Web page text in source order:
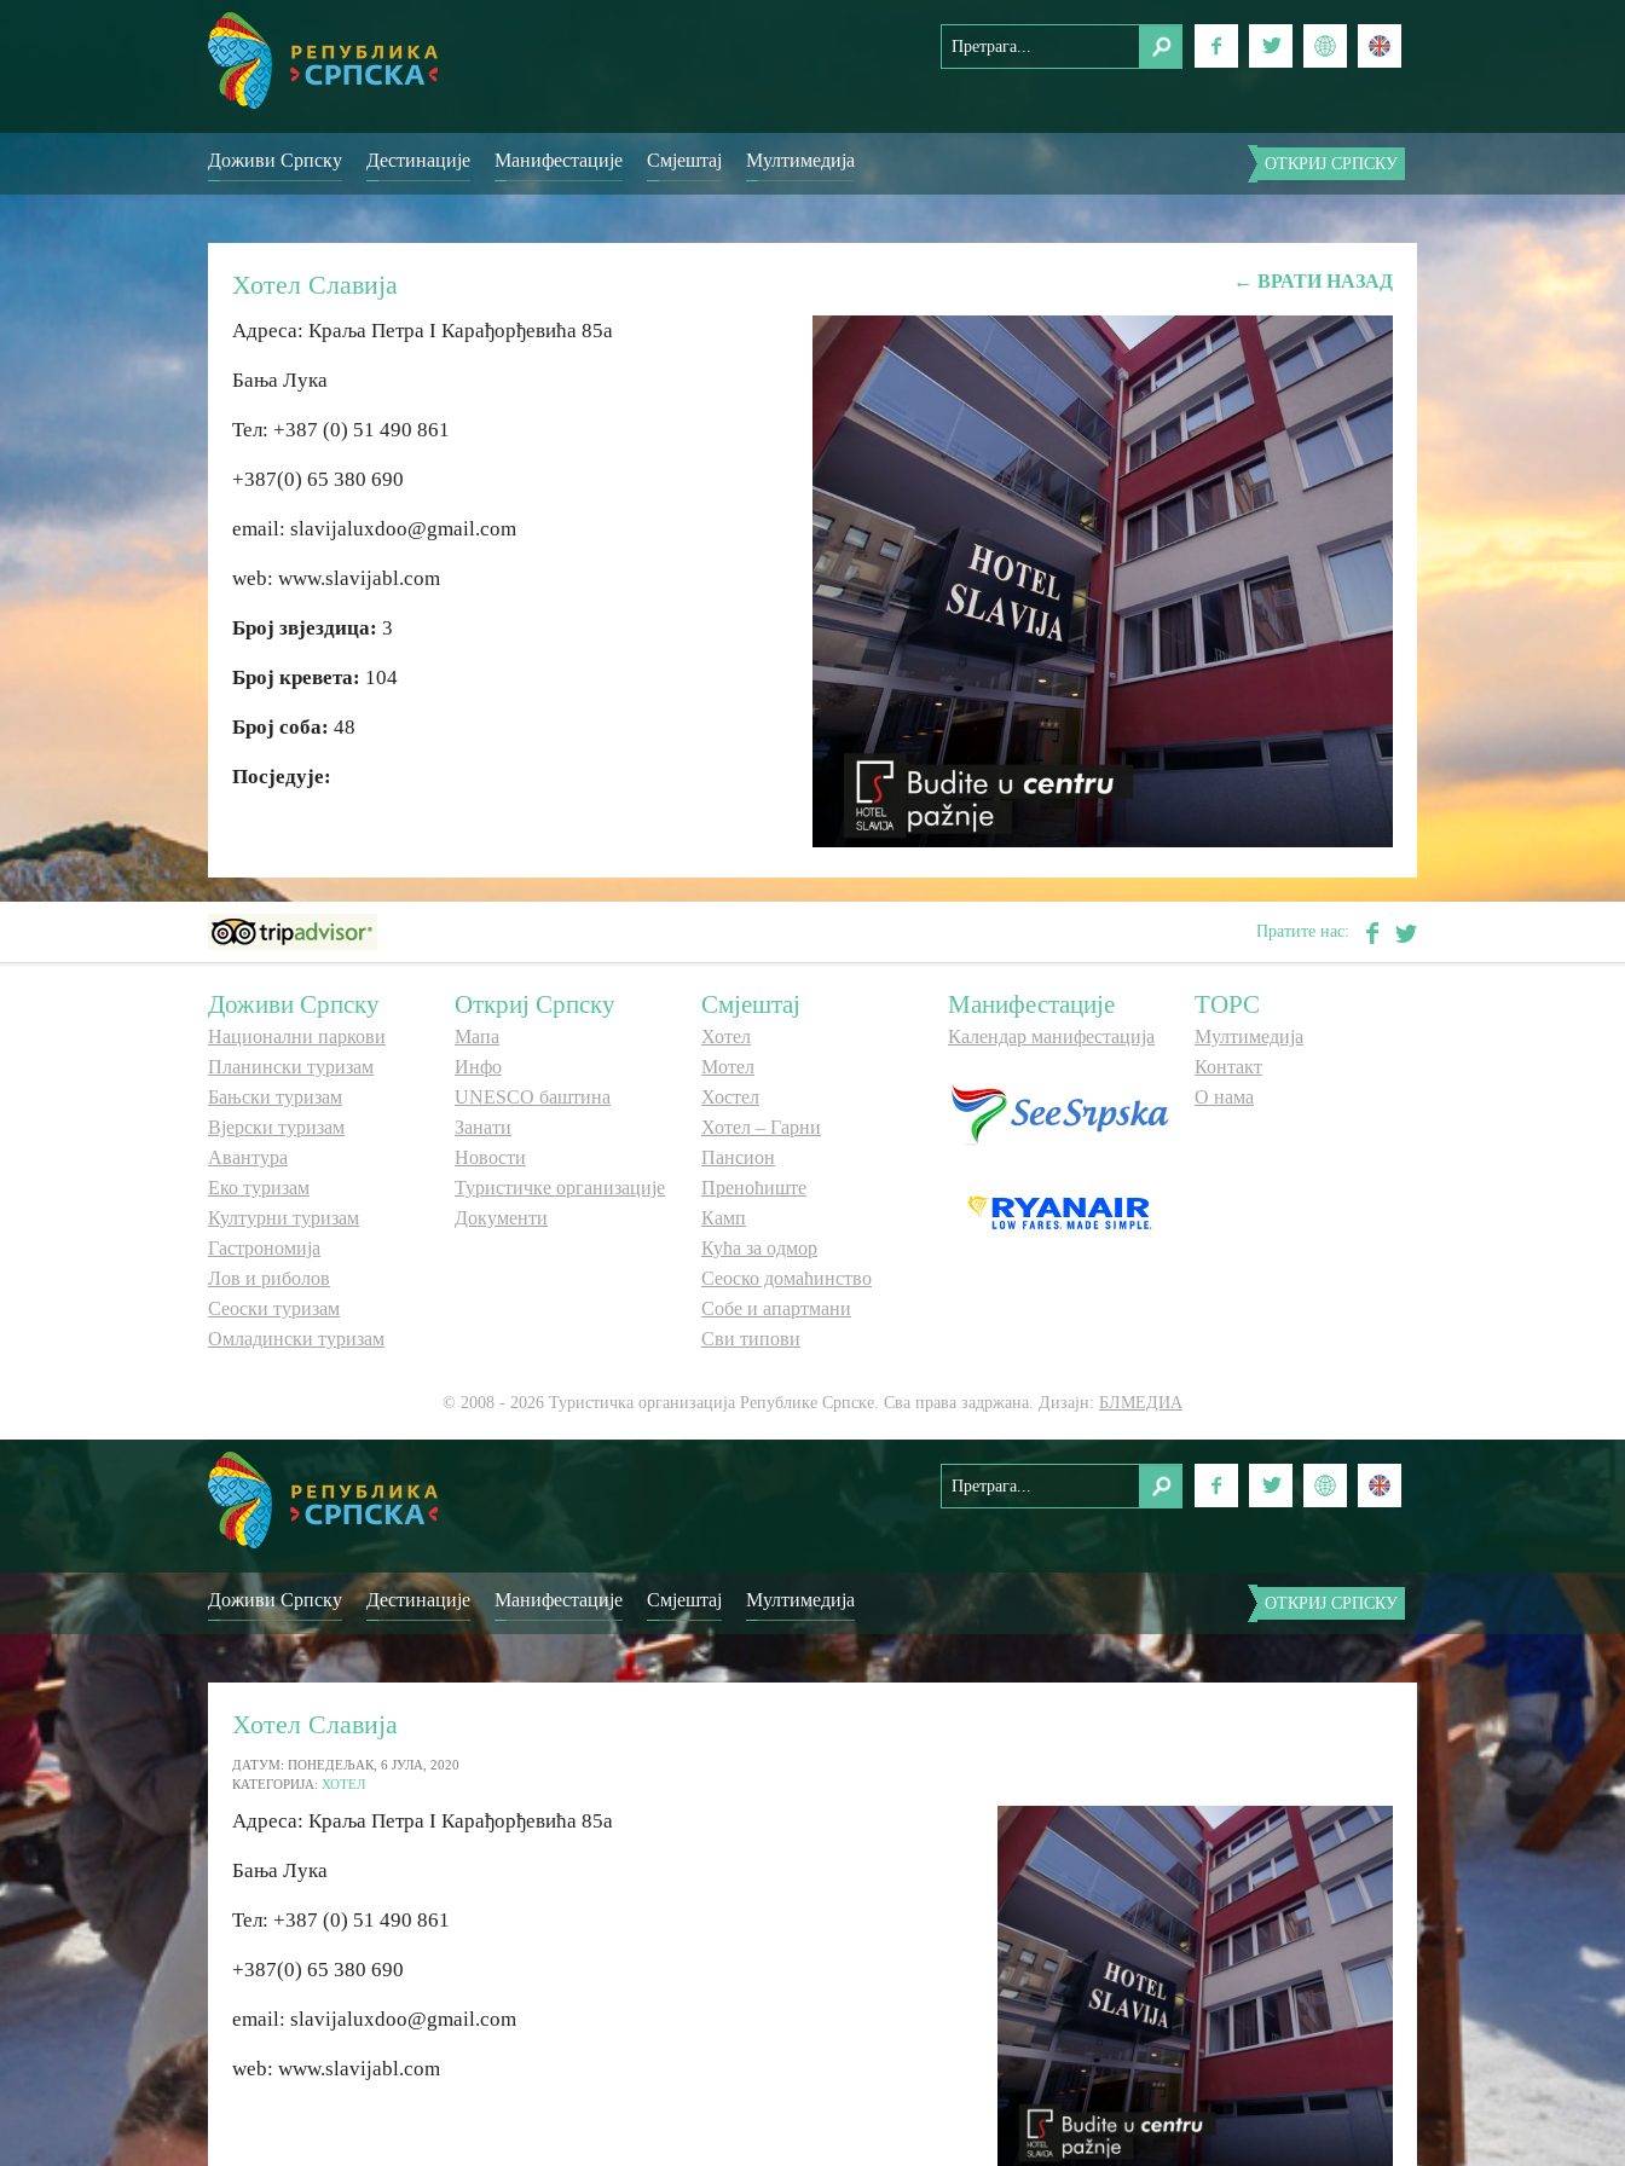
Доживи Српску Дестинације Манифестације Смјештај Мултимедија ОТКРИЈ СРПСКУ
← ВРАТИ НАЗАД
Хотел Славија
Адреса: Краља Петра I Карађорђевића 85а
Бања Лука
Тел: +387 (0) 51 490 861
+387(0) 65 380 690
email: slavijaluxdoo@gmail.com
web: www.slavijabl.com
Број звјездица: 3
Број кревета: 104
Број соба: 48
Посједује:
Пратите нас:
Доживи Српску
Национални паркови
Планински туризам
Бањски туризам
Вјерски туризам
Авантура
Еко туризам
Културни туризам
Гастрономија
Лов и риболов
Сеоски туризам
Омладински туризам
Откриј Српску
Мапа
Инфо
UNESCO баштина
Занати
Новости
Туристичке организације
Документи
Смјештај
Хотел
Мотел
Хостел
Хотел – Гарни
Пансион
Преноћиште
Камп
Кућа за одмор
Сеоско домаћинство
Собе и апартмани
Сви типови
Манифестације
Календар манифестација
ТОРС
Мултимедија
Контакт
О нама
© 2008 - 2026 Туристичка организација Републике Српске. Сва права задржана. Дизајн: БЛМЕДИА
Доживи Српску Дестинације Манифестације Смјештај Мултимедија ОТКРИЈ СРПСКУ
Хотел Славија
ДАТУМ: ПОНЕДЕЉАК, 6 ЈУЛА, 2020
КАТЕГОРИЈА: ХОТЕЛ
Адреса: Краља Петра I Карађорђевића 85а
Бања Лука
Тел: +387 (0) 51 490 861
+387(0) 65 380 690
email: slavijaluxdoo@gmail.com
web: www.slavijabl.com